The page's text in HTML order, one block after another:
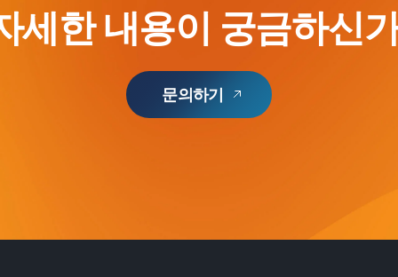
세한 내용이 궁금하신
문의하기